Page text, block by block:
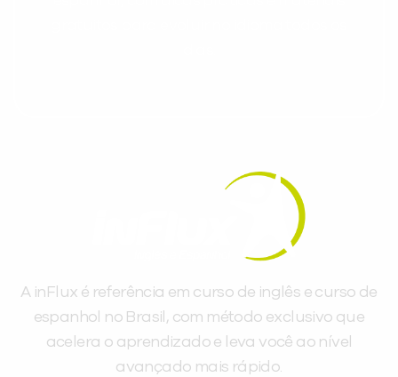
A inFlux é referência em curso de inglês e curso de
espanhol no Brasil, com método exclusivo que
acelera o aprendizado e leva você ao nível
avançado mais rápido.